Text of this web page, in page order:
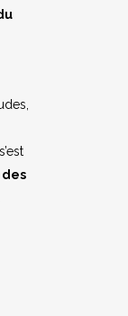
s’est
des